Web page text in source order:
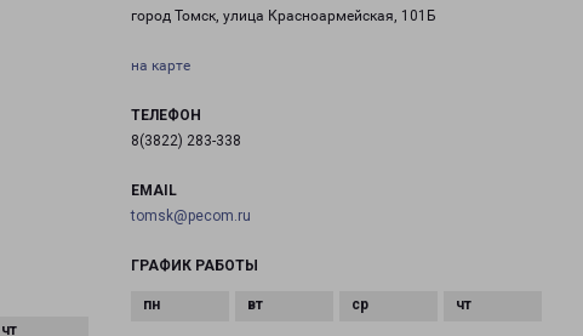
город Томск, улица Красноармейская, 101Б
на карте
ТЕЛЕФОН
8(3822) 283-338
EMAIL
tomsk@pecom.ru
ГРАФИК РАБОТЫ